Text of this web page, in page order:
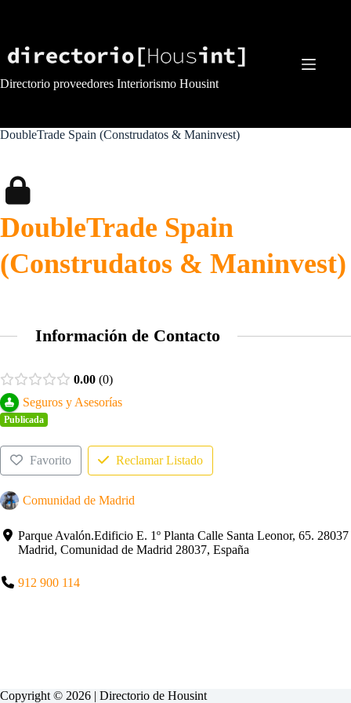
Directorio proveedores Interiorismo Housint
DoubleTrade Spain (Construdatos & Maninvest)
DoubleTrade Spain
(Construdatos & Maninvest)
Información de Contacto
0.00 0
Seguros y Asesorías
Publicada
Favorito Reclamar Listado
Comunidad de Madrid
Parque Avalón.Edificio E. 1º Planta Calle Santa Leonor, 65. 28037
Madrid, Comunidad de Madrid 28037, España
912 900 114
Copyright © 2026 | Directorio de Housint